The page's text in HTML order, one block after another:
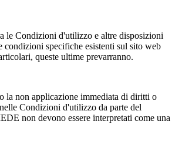
le Condizioni d'utilizzo e altre disposizioni
condizioni specifiche esistenti sul sito web
queste ultime prevarranno.
la non applicazione immediata di diritti o
Condizioni d'utilizzo da parte del
non devono essere interpretati come una